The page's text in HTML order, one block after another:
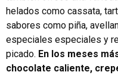
helados como cassata,
sabores como piña,
especiales especiales y
picado. En los meses
chocolate caliente,